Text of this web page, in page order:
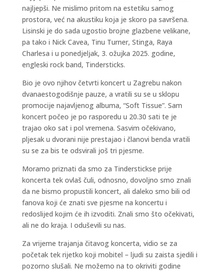
najljepši. Ne mislimo pritom na estetiku samog
prostora, već na akustiku koja je skoro pa savršena.
Lisinski je do sada ugostio brojne glazbene velikane,
pa tako i Nick Cavea, Tinu Turner, Stinga, Raya
Charlesa i u ponedjeljak, 3. ožujka 2025. godine,
engleski rock band, Tindersticks.
Bio je ovo njihov četvrti koncert u Zagrebu nakon
dvanaestogodišnje pauze, a vratili su se u sklopu
promocije najavljenog albuma, “Soft Tissue”. Sam
koncert počeo je po rasporedu u 20.30 sati te je
trajao oko sat i pol vremena. Sasvim očekivano,
pljesak u dvorani nije prestajao i članovi benda vratili
su se za bis te odsvirali još tri pjesme.
Moramo priznati da smo za Tinderstickse prije
koncerta tek ovlaš čuli, odnosno, dovoljno smo znali
da ne bismo propustili koncert, ali daleko smo bili od
fanova koji će znati sve pjesme na koncertu i
redoslijed kojim će ih izvoditi. Znali smo što očekivati,
ali ne do kraja. I oduševili su nas.
Za vrijeme trajanja čitavog koncerta, vidio se za
početak tek rijetko koji mobitel – ljudi su zaista sjedili i
pozorno slušali. Ne možemo na to okriviti godine